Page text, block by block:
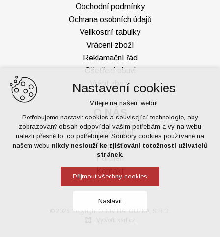
O NÁS
Provozovatel
Prodejny
Partneři
Obchodní podmínky
Ochrana osobních údajů
Velikostní tabulky
Vrácení zboží
Reklamační řád
Ošetření obuvi
Vrátit zboží
© 2026 Copyright OBUV HALOUZKA, S.R.O.
Nastavení cookies
Vítejte na našem webu!
Potřebujeme nastavit cookies a související technologie, aby
zobrazovaný obsah odpovídal vašim potřebám a vy na webu
nalezli přesně to, co potřebujete. Soubory cookies používané na
našem webu nikdy neslouží ke zjišťování totožnosti uživatelů
stránek.
Přijmout všechny cookies
Nastavit